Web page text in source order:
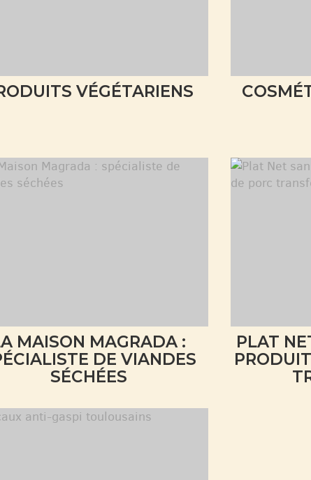
VÉGÉTARIENS
MAISON MAGRADA :
DE VIANDES
SÉCHÉES
PLAT